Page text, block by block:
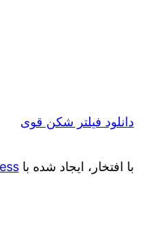
دانلود فیلتر شکن قوی
با افتخار، ایجاد شده با